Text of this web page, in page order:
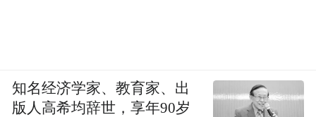
知名经济学家、教育家、出
版人高希均辞世，享年90岁